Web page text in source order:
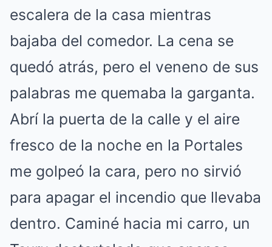
escalera de la casa mientras
bajaba del comedor. La cena se
quedó atrás, pero el veneno de sus
palabras me quemaba la garganta.
Abrí la puerta de la calle y el aire
fresco de la noche en la Portales
me golpeó la cara, pero no sirvió
para apagar el incendio que llevaba
dentro. Caminé hacia mi carro, un